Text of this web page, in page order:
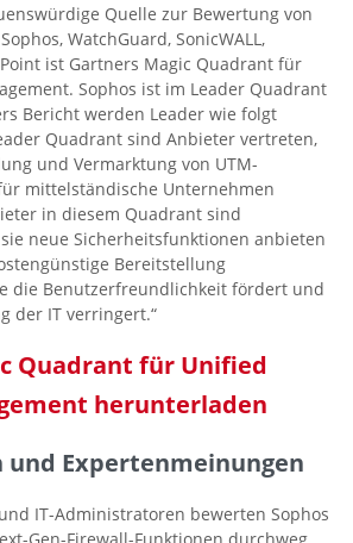
Quelle zur Bewertung von
WatchGuard, SonicWALL,
ist Gartners Magic Quadrant für
Sophos ist im Leader Quadrant
Bericht werden Leader wie folgt
Quadrant sind Anbieter vertreten,
und Vermarktung von UTM-
mittelständische Unternehmen
in diesem Quadrant sind
neue Sicherheitsfunktionen anbieten
Bereitstellung
die Benutzerfreundlichkeit fördert und
der IT verringert.“
Quadrant für Unified
herunterladen
und Expertenmeinungen
IT-Administratoren bewerten Sophos
Gen-Firewall-Funktionen durchweg